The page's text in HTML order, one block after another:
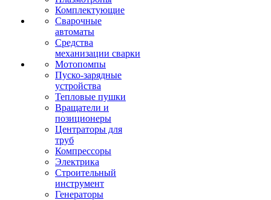
Комплектующие
Сварочные
автоматы
Средства
механизации сварки
Мотопомпы
Пуско-зарядные
устройства
Тепловые пушки
Вращатели и
позиционеры
Центраторы для
труб
Компрессоры
Электрика
Строительный
инструмент
Генераторы